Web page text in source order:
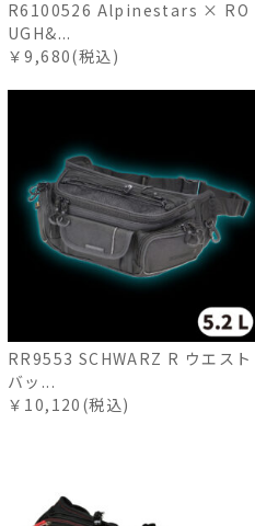
R6100526 Alpinestars × RO
UGH&...
￥9,680(税込)
RR9553 SCHWARZ R ウエスト
バッ...
￥10,120(税込)